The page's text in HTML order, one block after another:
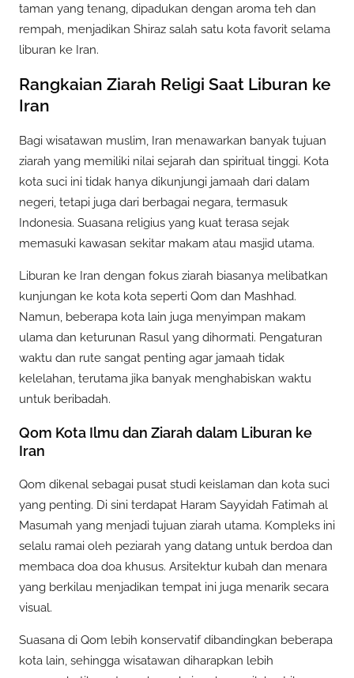
taman yang tenang, dipadukan dengan aroma teh dan
rempah, menjadikan Shiraz salah satu kota favorit selama
liburan ke Iran.
Rangkaian Ziarah Religi Saat Liburan ke
Iran
Bagi wisatawan muslim, Iran menawarkan banyak tujuan
ziarah yang memiliki nilai sejarah dan spiritual tinggi. Kota
kota suci ini tidak hanya dikunjungi jamaah dari dalam
negeri, tetapi juga dari berbagai negara, termasuk
Indonesia. Suasana religius yang kuat terasa sejak
memasuki kawasan sekitar makam atau masjid utama.
Liburan ke Iran dengan fokus ziarah biasanya melibatkan
kunjungan ke kota kota seperti Qom dan Mashhad.
Namun, beberapa kota lain juga menyimpan makam
ulama dan keturunan Rasul yang dihormati. Pengaturan
waktu dan rute sangat penting agar jamaah tidak
kelelahan, terutama jika banyak menghabiskan waktu
untuk beribadah.
Qom Kota Ilmu dan Ziarah dalam Liburan ke
Iran
Qom dikenal sebagai pusat studi keislaman dan kota suci
yang penting. Di sini terdapat Haram Sayyidah Fatimah al
Masumah yang menjadi tujuan ziarah utama. Kompleks ini
selalu ramai oleh peziarah yang datang untuk berdoa dan
membaca doa doa khusus. Arsitektur kubah dan menara
yang berkilau menjadikan tempat ini juga menarik secara
visual.
Suasana di Qom lebih konservatif dibandingkan beberapa
kota lain, sehingga wisatawan diharapkan lebih